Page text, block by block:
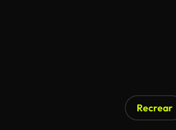
Recrear